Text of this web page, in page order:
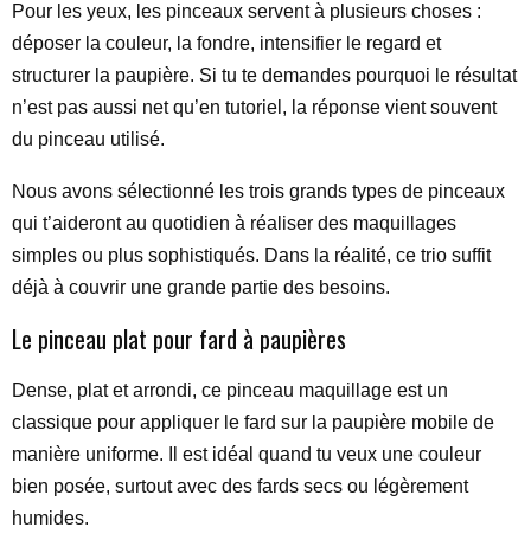
Pour les yeux, les pinceaux servent à plusieurs choses :
déposer la couleur, la fondre, intensifier le regard et
structurer la paupière. Si tu te demandes pourquoi le résultat
n’est pas aussi net qu’en tutoriel, la réponse vient souvent
du pinceau utilisé.
Nous avons sélectionné les trois grands types de pinceaux
qui t’aideront au quotidien à réaliser des maquillages
simples ou plus sophistiqués. Dans la réalité, ce trio suffit
déjà à couvrir une grande partie des besoins.
Le pinceau plat pour fard à paupières
Dense, plat et arrondi, ce pinceau maquillage est un
classique pour appliquer le fard sur la paupière mobile de
manière uniforme. Il est idéal quand tu veux une couleur
bien posée, surtout avec des fards secs ou légèrement
humides.